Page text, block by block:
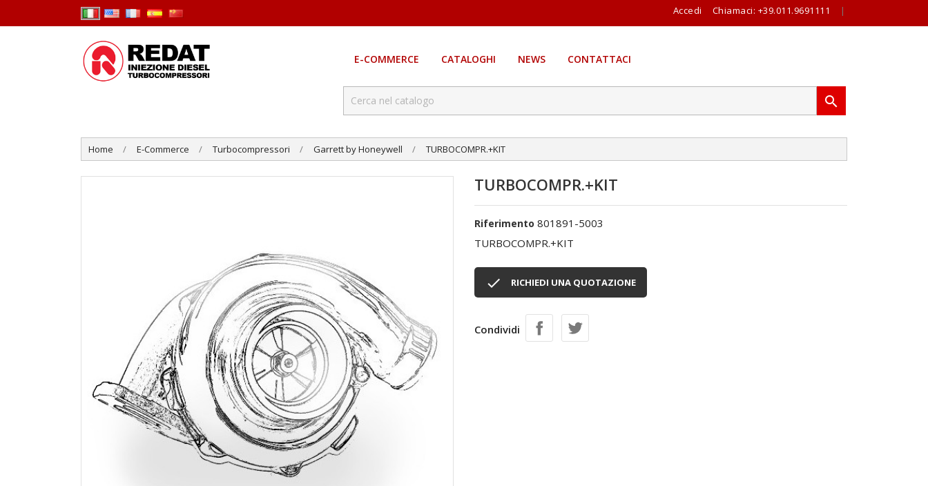
Accedi Chiamaci: +39.011.9691111 |
E-COMMERCE CATALOGHI NEWS CONTATTACI

Home E-Commerce Turbocompressori Garrett by Honeywell TURBOCOMPR.+KIT
TURBOCOMPR.+KIT
Riferimento 801891-5003
TURBOCOMPR.+KIT
 RICHIEDI UNA QUOTAZIONE
Condividi